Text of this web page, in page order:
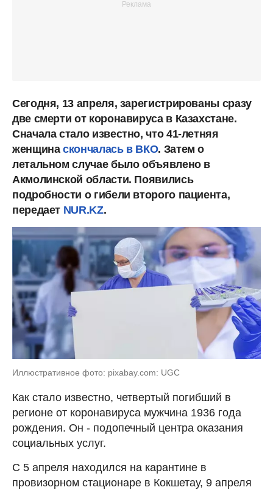
Сегодня, 13 апреля, зарегистрированы сразу
две смерти от коронавируса в Казахстане.
Сначала стало известно, что 41-летняя
женщинаскончалась в ВКО. Затем о
летальном случае было объявлено в
Акмолинской области. Появились
подробности о гибели второго пациента,
передает NUR.KZ.
Иллюстративное фото: pixabay.com: UGC
Как стало известно, четвертый погибший в
регионе от коронавируса мужчина 1936 года
рождения. Он - подопечный центра оказания
социальных услуг.
С 5 апреля находился на карантине в
провизорном стационаре в Кокшетау, 9 апреля